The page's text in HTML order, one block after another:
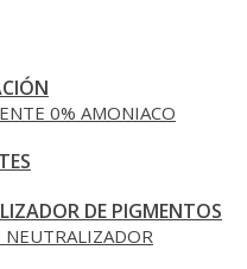
0% AMONIACO
DE PIGMENTOS